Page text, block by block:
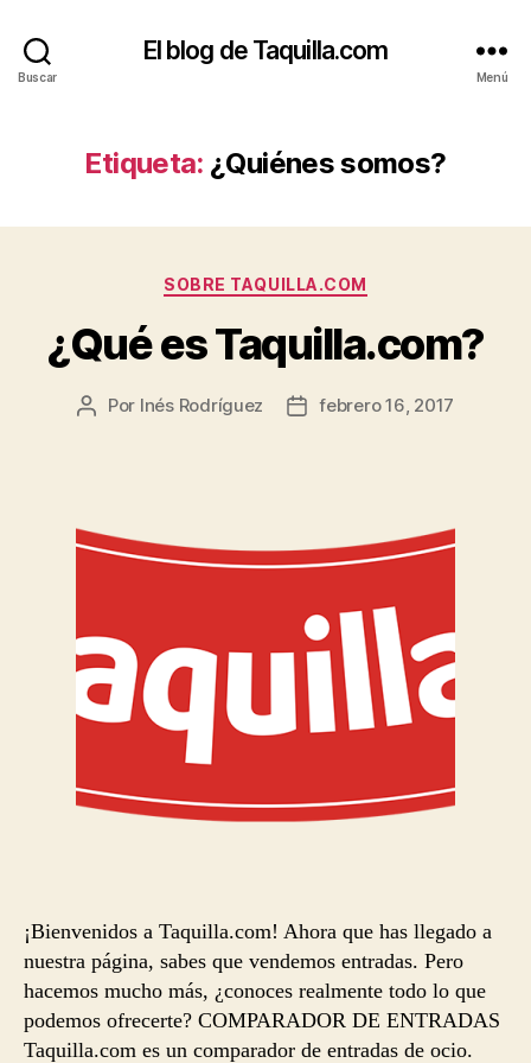
Buscar
El blog de Taquilla.com
Menú
Etiqueta: ¿Quiénes somos?
Categorías
SOBRE TAQUILLA.COM
¿Qué es Taquilla.com?
Autor
Por Inés Rodríguez
Fechafebrero 16, 2017
¡Bienvenidos a Taquilla.com! Ahora que has llegado a
nuestra página, sabes que vendemos entradas. Pero
hacemos mucho más, ¿conoces realmente todo lo que
podemos ofrecerte? COMPARADOR DE ENTRADAS
Taquilla.com es un comparador de entradas de ocio.